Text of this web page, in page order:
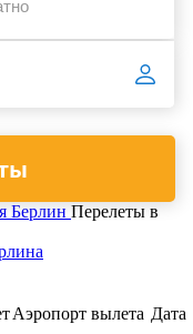
Берлин Перелеты в
Аэропорт вылета Дата